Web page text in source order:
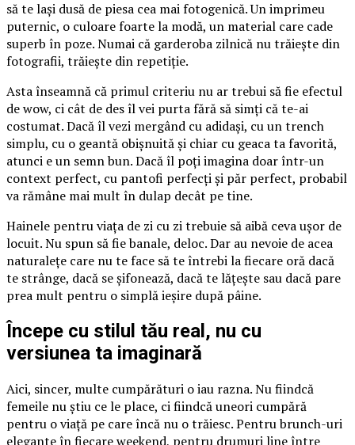
să te lași dusă de piesa cea mai fotogenică. Un imprimeu
puternic, o culoare foarte la modă, un material care cade
superb în poze. Numai că garderoba zilnică nu trăiește din
fotografii, trăiește din repetiție.
Asta înseamnă că primul criteriu nu ar trebui să fie efectul
de wow, ci cât de des îl vei purta fără să simți că te-ai
costumat. Dacă îl vezi mergând cu adidași, cu un trench
simplu, cu o geantă obișnuită și chiar cu geaca ta favorită,
atunci e un semn bun. Dacă îl poți imagina doar într-un
context perfect, cu pantofi perfecți și păr perfect, probabil
va rămâne mai mult în dulap decât pe tine.
Hainele pentru viața de zi cu zi trebuie să aibă ceva ușor de
locuit. Nu spun să fie banale, deloc. Dar au nevoie de acea
naturalețe care nu te face să te întrebi la fiecare oră dacă
te strânge, dacă se șifonează, dacă te lățește sau dacă pare
prea mult pentru o simplă ieșire după pâine.
Începe cu stilul tău real, nu cu
versiunea ta imaginară
Aici, sincer, multe cumpărături o iau razna. Nu fiindcă
femeile nu știu ce le place, ci fiindcă uneori cumpără
pentru o viață pe care încă nu o trăiesc. Pentru brunch-uri
elegante în fiecare weekend, pentru drumuri line între